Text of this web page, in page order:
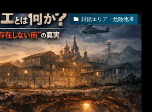
封鎖エリア・危険地帯